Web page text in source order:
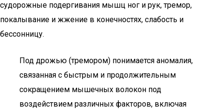
судорожные подергивания мышц ног и рук, тремор,
покалывание и жжение в конечностях, слабость и
бессонницу.
Под дрожью (тремором) понимается аномалия,
связанная с быстрым и продолжительным
сокращением мышечных волокон под
воздействием различных факторов, включая